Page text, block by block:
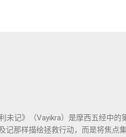
未记》（Vayikra）是摩西五经中
记那样描绘拯救行动，而是将焦点